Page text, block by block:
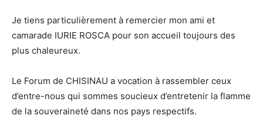
Je tiens particulièrement à remercier mon ami et
camarade IURIE ROSCA pour son accueil toujours des
plus chaleureux.
Le Forum de CHISINAU a vocation à rassembler ceux
d’entre-nous qui sommes soucieux d’entretenir la flamme
de la souveraineté dans nos pays respectifs.